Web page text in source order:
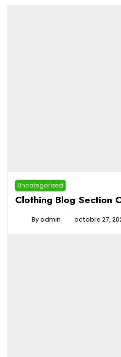
Uncategorized
Clothing Blog Section
Byadmin octobre 27,